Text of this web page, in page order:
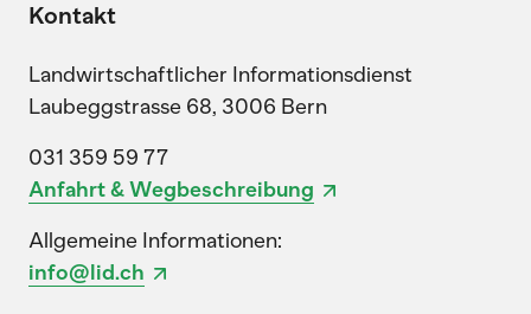
Kontakt
Landwirtschaftlicher Informationsdienst
Laubeggstrasse 68, 3006 Bern
031 359 59 77
Anfahrt & Wegbeschreibung
Allgemeine Informationen:
info@lid.ch